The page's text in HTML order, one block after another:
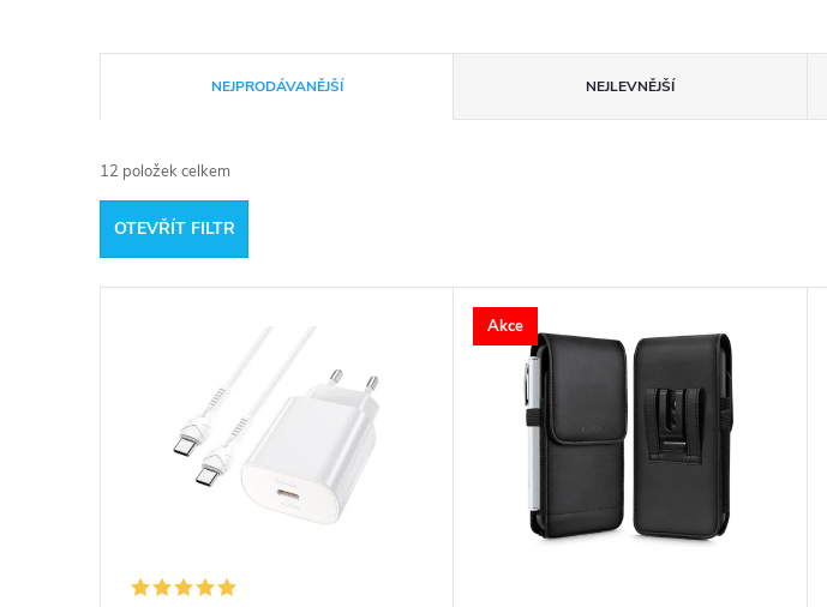
a
z
e
NEJPRODÁVANĚJŠÍ NEJLEVNĚJŠÍ
12 položek celkem
OTEVŘÍT FILTR
Akce